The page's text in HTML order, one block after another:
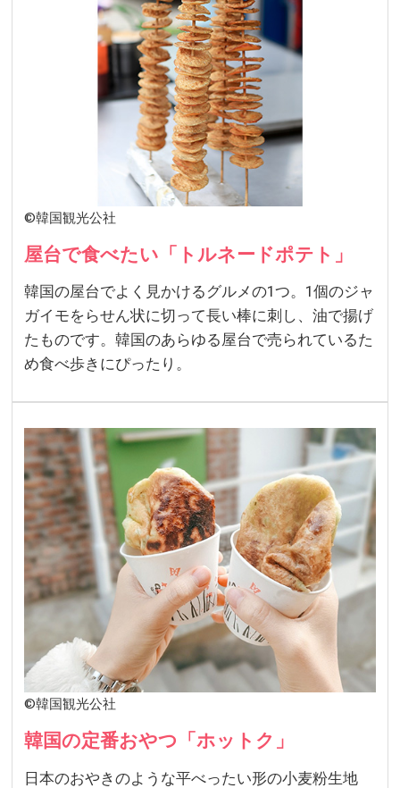
©韓国観光公社
屋台で食べたい「トルネードポテト」
韓国の屋台でよく見かけるグルメの1つ。1個のジャ
ガイモをらせん状に切って長い棒に刺し、油で揚げ
たものです。韓国のあらゆる屋台で売られているた
め食べ歩きにぴったり。
©韓国観光公社
韓国の定番おやつ「ホットク」
日本のおやきのような平べったい形の小麦粉生地